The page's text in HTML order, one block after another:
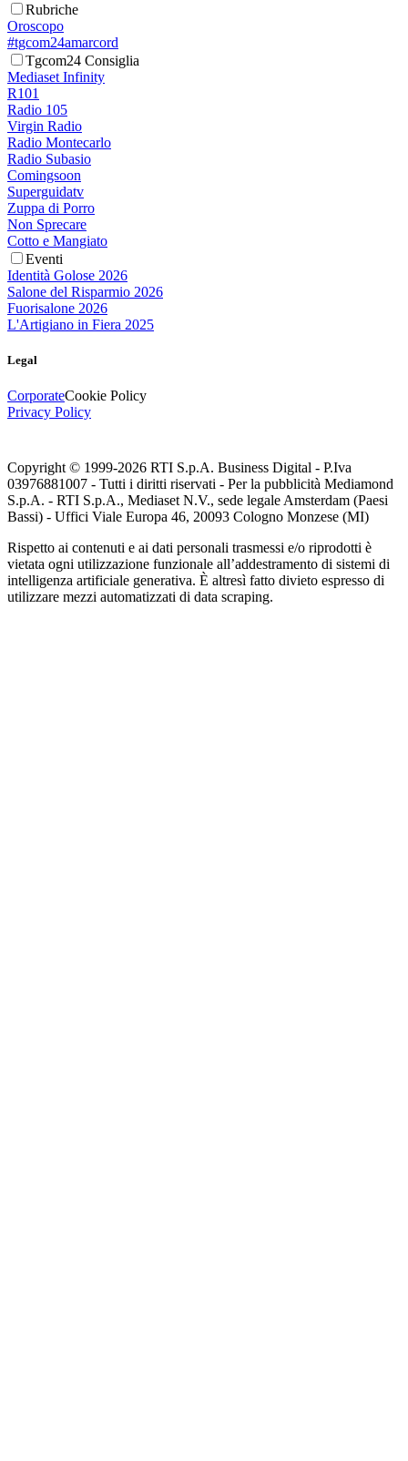
Rubriche
Oroscopo
#tgcom24amarcord
Tgcom24 Consiglia
Mediaset Infinity
R101
Radio 105
Virgin Radio
Radio Montecarlo
Radio Subasio
Comingsoon
Superguidatv
Zuppa di Porro
Non Sprecare
Cotto e Mangiato
Eventi
Identità Golose 2026
Salone del Risparmio 2026
Fuorisalone 2026
L'Artigiano in Fiera 2025
Legal
CorporateCookie Policy
Privacy Policy
Copyright © 1999-2026 RTI S.p.A. Business Digital - P.Iva
03976881007 - Tutti i diritti riservati - Per la pubblicità Mediamond
S.p.A. - RTI S.p.A., Mediaset N.V., sede legale Amsterdam (Paesi
Bassi) - Uffici Viale Europa 46, 20093 Cologno Monzese (MI)
Rispetto ai contenuti e ai dati personali trasmessi e/o riprodotti è
vietata ogni utilizzazione funzionale all’addestramento di sistemi di
intelligenza artificiale generativa. È altresì fatto divieto espresso di
utilizzare mezzi automatizzati di data scraping.